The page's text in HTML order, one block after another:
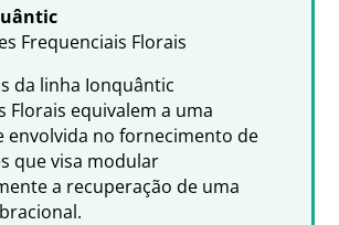
Frequenciais Florais
da linha Ionquântic
Florais equivalem a uma
envolvida no fornecimento de
que visa modular
a recuperação de uma